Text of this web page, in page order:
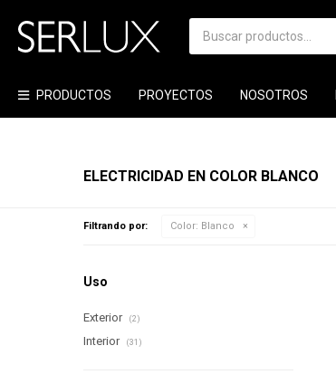
PRODUCTOS PROYECTOS NOSOTROS
ELECTRICIDAD EN COLOR BLANCO
Filtrando por: Color: Blanco
Uso
Exterior (2)
Interior (31)